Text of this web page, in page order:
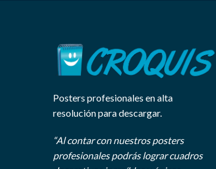
Posters profesionales en alta
resolución para descargar.
“Al contar con nuestros posters
profesionales podrás lograr cuadros